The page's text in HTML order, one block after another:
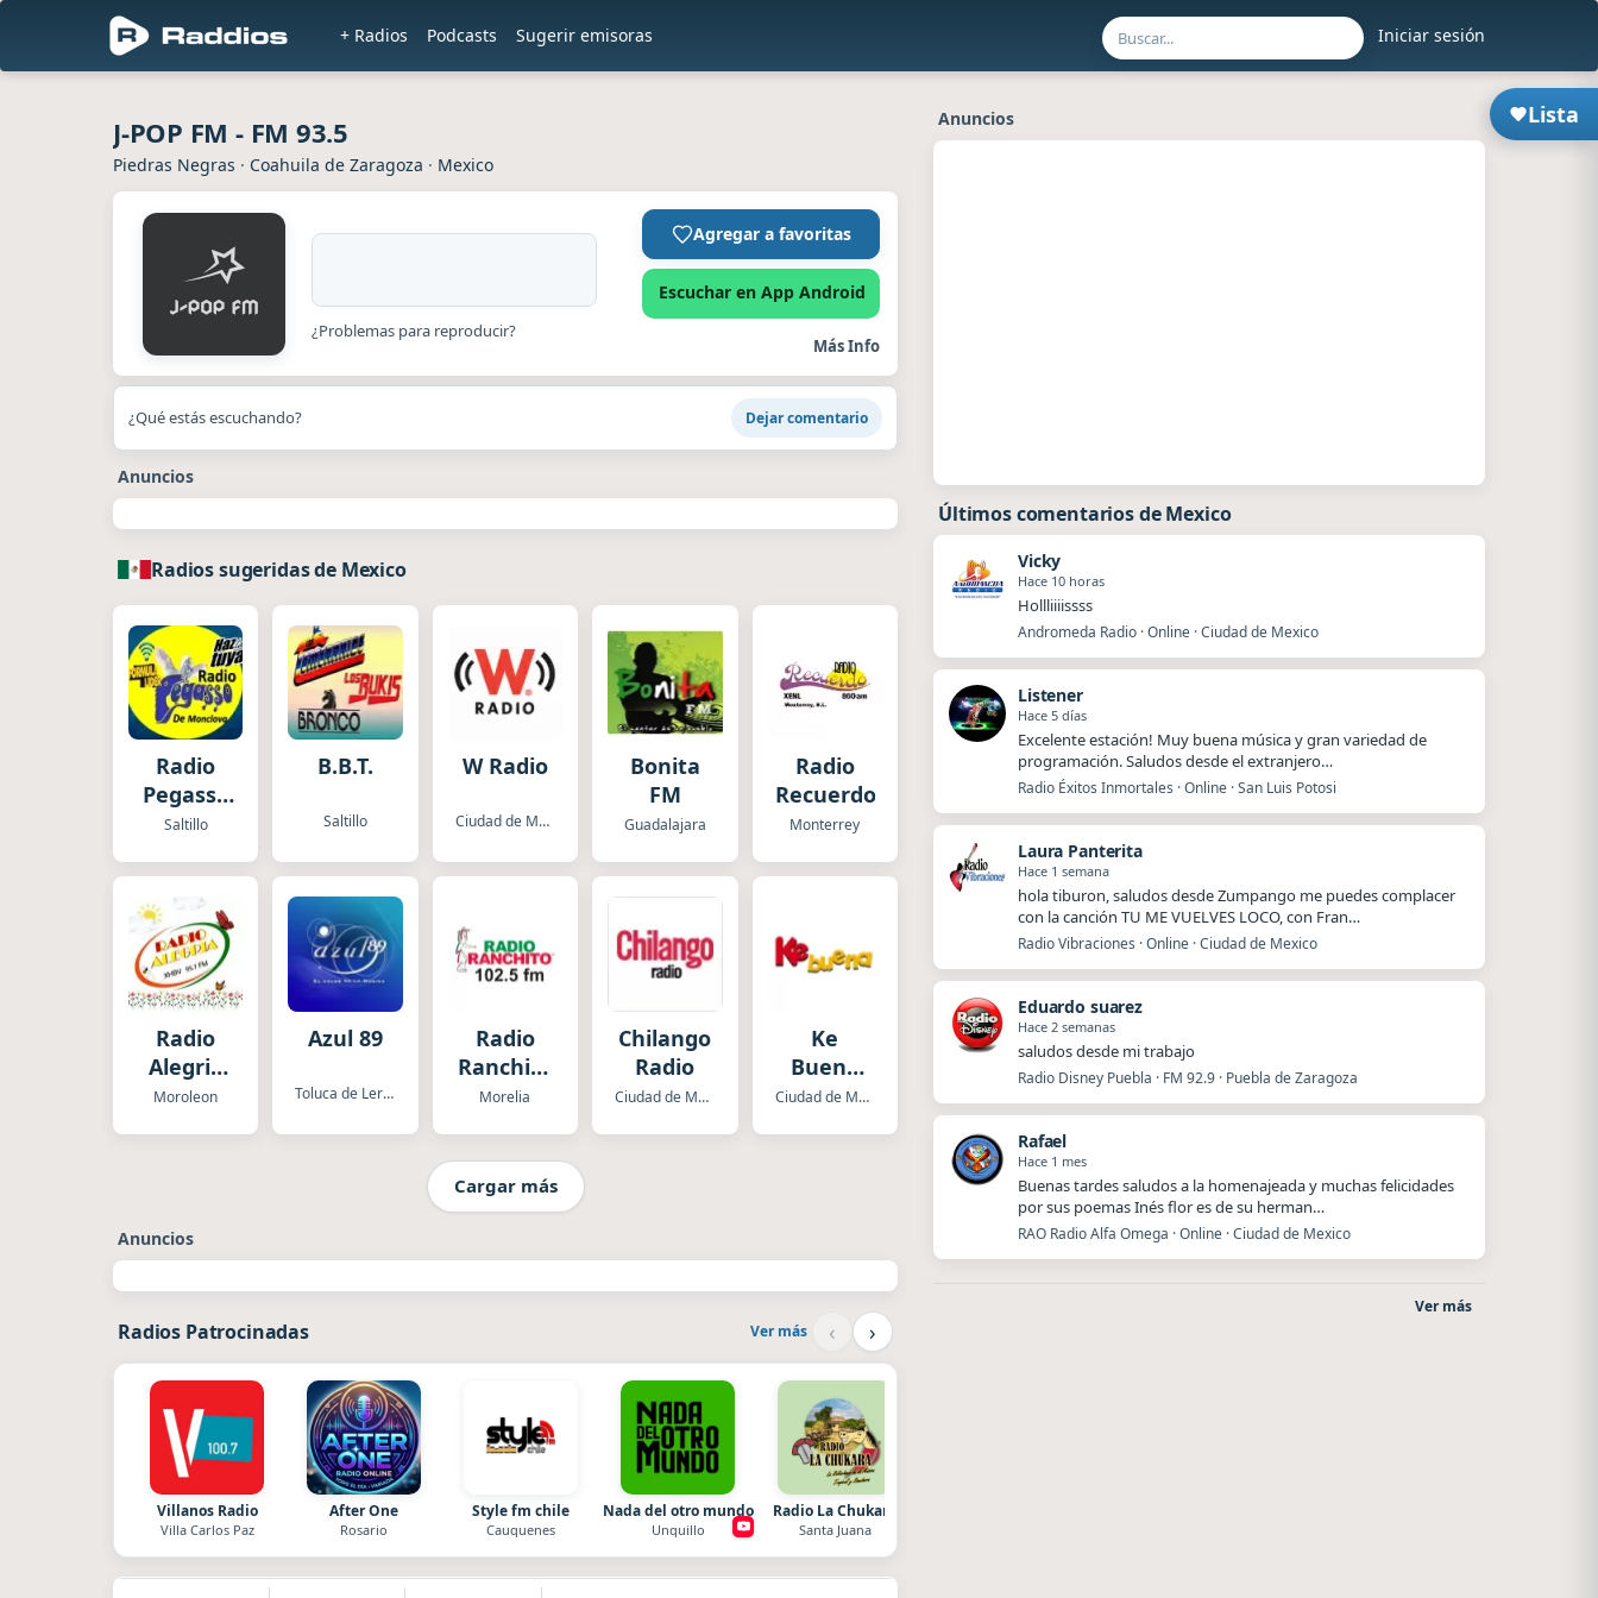
Iniciar sesión
+ Radios Podcasts Sugerir emisoras
Lista
J-POP FM - FM 93.5
Piedras Negras · Coahuila de Zaragoza · Mexico
¿Problemas para reproducir?
Agregar a favoritas
Escuchar en App Android
Más Info
¿Qué estás escuchando? Dejar comentario
Anuncios
Radios sugeridas de Mexico
Radio
Pegasso
Monclova
Saltillo
B.B.T.
Saltillo
W Radio
Ciudad de Mexico
Bonita
FM
Guadalajara
Radio
Recuerdo
Monterrey
Radio
Alegria
XHBV
Moroleon
Azul 89
Toluca de Lerdo
Radio
Ranchito
Morelia
Morelia
Chilango
Radio
Ciudad de Mexico
Ke
Buena
MéxicoCiudad de Mexico
Cargar más
Anuncios
Radios Patrocinadas Ver más ‹ ›
Villanos Radio
Villa Carlos Paz
After One
Rosario
Style fm chile
Cauquenes
Nada del otro mundo
Unquillo
Radio La Chukara
Santa Juana
Anuncios
Últimos comentarios de Mexico
Vicky
Hace 10 horas
Hollliiiissss
Andromeda Radio · Online · Ciudad de Mexico
Listener
Hace 5 días
Excelente estación! Muy buena música y gran variedad de
programación. Saludos desde el extranjero…
Radio Éxitos Inmortales · Online · San Luis Potosi
Laura Panterita
Hace 1 semana
hola tiburon, saludos desde Zumpango me puedes complacer
con la canción TU ME VUELVES LOCO, con Fran…
Radio Vibraciones · Online · Ciudad de Mexico
Eduardo suarez
Hace 2 semanas
saludos desde mi trabajo
Radio Disney Puebla · FM 92.9 · Puebla de Zaragoza
Rafael
Hace 1 mes
Buenas tardes saludos a la homenajeada y muchas felicidades
por sus poemas Inés flor es de su herman…
RAO Radio Alfa Omega · Online · Ciudad de Mexico
Ver más